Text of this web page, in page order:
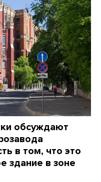
обсуждают
в том, что это
здание в зоне